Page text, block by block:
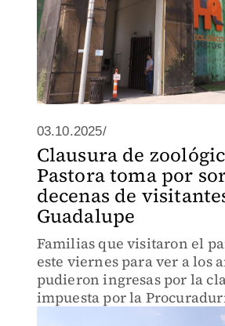
03.10.2025/
Clausura de
Pastora toma por
decenas de
Guadalupe
Familias que visitaron el
este viernes para ver a los
pudieron ingresas por la
impuesta por la
Protección al Ambiente